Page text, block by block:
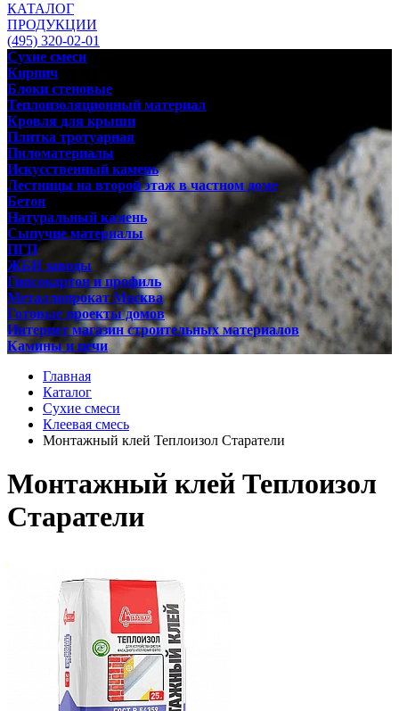
КАТАЛОГ
ПРОДУКЦИИ
(495) 320-02-01
Сухие смеси
Кирпич
Блоки стеновые
Теплоизоляционный материал
Кровля для крыши
Плитка тротуарная
Пиломатериалы
Искусственный камень
Лестницы на второй этаж в частном доме
Бетон
Натуральный камень
Сыпучие материалы
ПГП
ЖБИ заводы
Гипсокартон и профиль
Металлопрокат Москва
Готовые проекты домов
Интернет магазин строительных материалов
Камины и печи
Главная
Каталог
Сухие смеси
Клеевая смесь
Монтажный клей Теплоизол Старатели
Монтажный клей Теплоизол
Старатели